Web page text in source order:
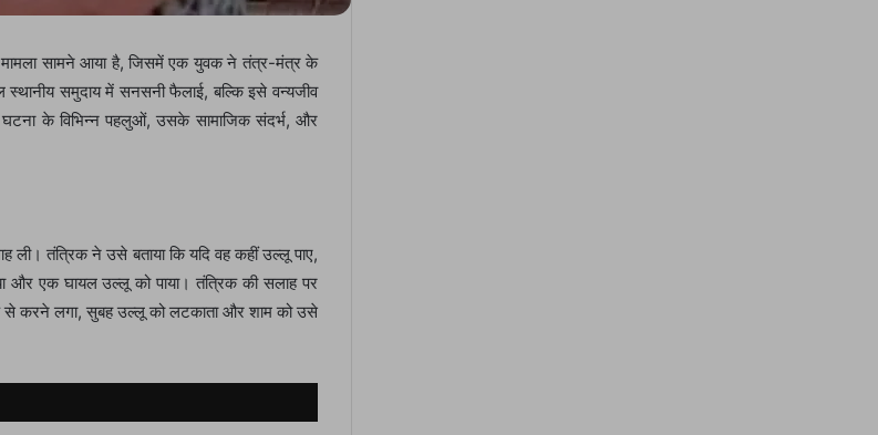
सामने आया है, जिसमें एक युवक ने तंत्र-मंत्र के
समुदाय में सनसनी फैलाई, बल्कि इसे वन्यजीव
के विभिन्न पहलुओं, उसके सामाजिक संदर्भ, और
ली। तंत्रिक ने उसे बताया कि यदि वह कहीं उल्लू पाए,
और एक घायल उल्लू को पाया। तंत्रिक की सलाह पर
से करने लगा, सुबह उल्लू को लटकाता और शाम को उसे